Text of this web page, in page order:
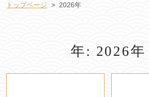
トップページ 2026年
年: 2026年